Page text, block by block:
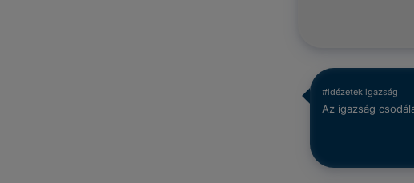
#idézetek igazság
Az igazság